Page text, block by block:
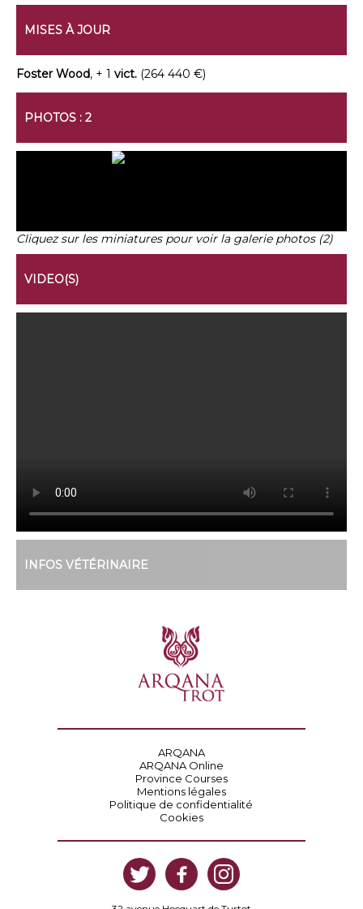
MISES À JOUR
Foster Wood, + 1 vict. (264 440 €)
PHOTOS : 2
Cliquez sur les miniatures pour voir la galerie photos (2)
VIDEO(S)
INFOS VÉTÉRINAIRE
ARQANA
ARQANA Online
Province Courses
Mentions légales
Politique de confidentialité
Cookies